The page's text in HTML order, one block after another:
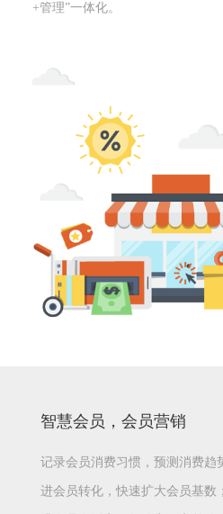
+管理”一体化。
智慧会员，会员营销
记录会员消费习惯，预测消费趋
进会员转化，快速扩大会员基数